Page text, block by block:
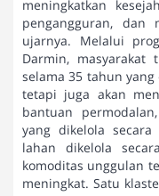
meningkatkan
pengangguran, dan
ujarnya. Melalui
Darmin, masyarakat
selama 35 tahun
tetapi juga akan
bantuan
yang dikelola
lahan dikelola
komoditas unggulan
meningkat. Satu